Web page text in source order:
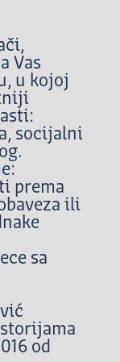
Vas
u kojoj
socijalni
prema
ili
sa
od